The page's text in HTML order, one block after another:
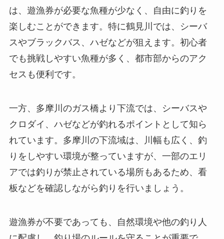
は、遊漁券が必要な魚種が少なく、自由に釣りを
楽しむことができます。特に鶴見川では、シーバ
スやブラックバス、ハゼなどが狙えます。初心者
でも挑戦しやすい魚種が多く、都市部からのアク
セスも便利です。
一方、多摩川のガス橋より下流では、シーバスや
クロダイ、ハゼなどが釣れるポイントとして知ら
れています。多摩川の下流域は、川幅も広く、釣
りをしやすい環境が整っていますが、一部のエリ
アでは釣りが禁止されている場所もあるため、看
板などを確認しながら釣りを行いましょう。
遊漁券が不要であっても、自然環境や他の釣り人